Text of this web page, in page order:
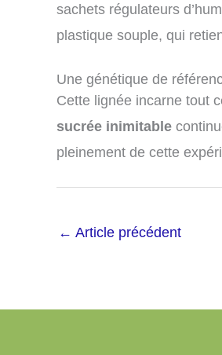
sachets régulateurs
plastique souple, qui
Une génétique de
Cette lignée incarne tout
sucrée inimitable
pleinement de cette
← Article précédent